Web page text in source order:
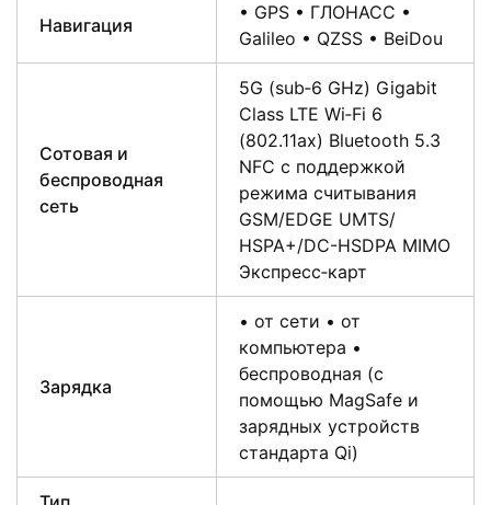
Навигация
• GPS • ГЛОНАСС •
Galileo • QZSS • BeiDou
Сотовая и
беспроводная
сеть
5G (sub‑6 GHz) Gigabit
Class LTE Wi‑Fi 6
(802.11ax) Bluetooth 5.3
NFC с поддержкой
режима считывания
GSM/EDGE UMTS/​
HSPA+/​DC-HSDPA MIMO
Экспресс‑карт
Зарядка
• от сети • от
компьютера •
беспроводная (с
помощью MagSafe и
зарядных устройств
стандарта Qi)